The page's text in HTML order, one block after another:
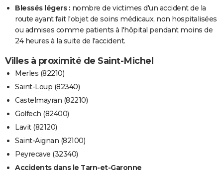
Blessés légers : nombre de victimes d'un accident de la
route ayant fait l'objet de soins médicaux, non hospitalisées
ou admises comme patients à l'hôpital pendant moins de
24 heures à la suite de l'accident.
Villes à proximité de Saint-Michel
Merles (82210)
Saint-Loup (82340)
Castelmayran (82210)
Golfech (82400)
Lavit (82120)
Saint-Aignan (82100)
Peyrecave (32340)
Accidents dans le Tarn-et-Garonne